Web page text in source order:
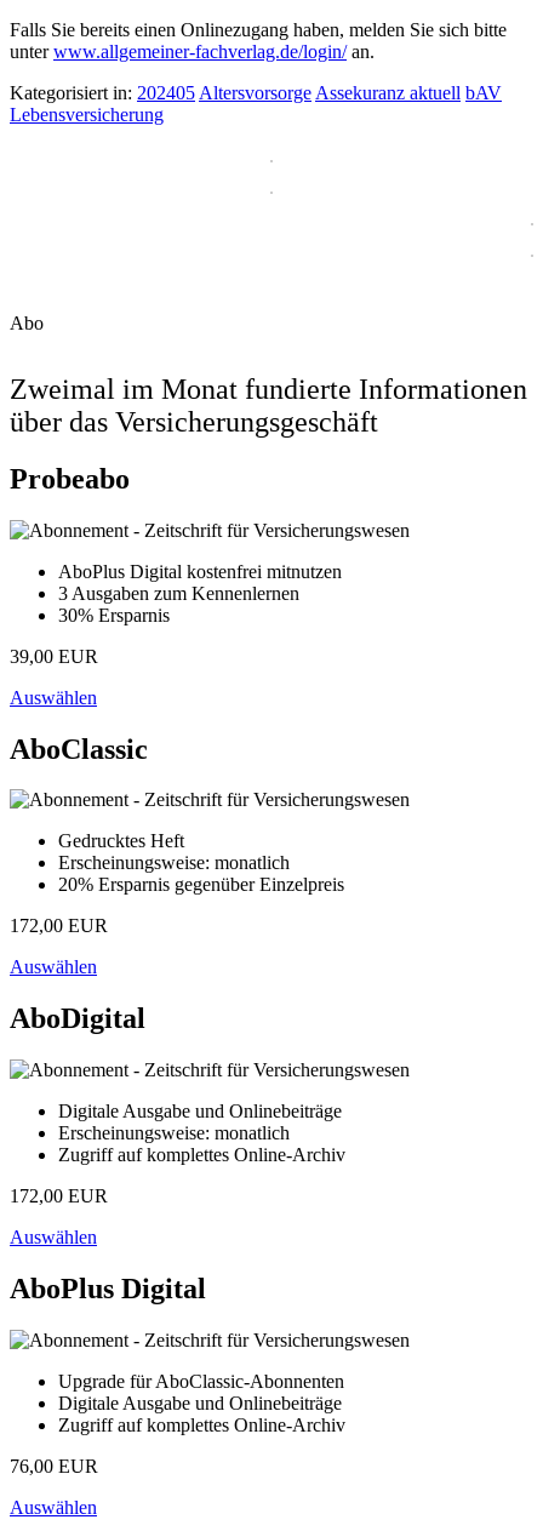
Falls Sie bereits einen Onlinezugang haben, melden Sie sich bitte
unterwww.allgemeiner-fachverlag.de/login/an.
Kategorisiert in: 202405 Altersvorsorge Assekuranz aktuell bAV
Lebensversicherung
Abo
Zweimal im Monat fundierte Informationen
über das Versicherungsgeschäft
Probeabo
AboPlus Digital kostenfrei mitnutzen
3 Ausgaben zum Kennenlernen
30% Ersparnis
39,00 EUR
Auswählen
AboClassic
Gedrucktes Heft
Erscheinungsweise: monatlich
20% Ersparnis gegenüber Einzelpreis
172,00 EUR
Auswählen
AboDigital
Digitale Ausgabe und Onlinebeiträge
Erscheinungsweise: monatlich
Zugriff auf komplettes Online-Archiv
172,00 EUR
Auswählen
AboPlus Digital
Upgrade für AboClassic-Abonnenten
Digitale Ausgabe und Onlinebeiträge
Zugriff auf komplettes Online-Archiv
76,00 EUR
Auswählen